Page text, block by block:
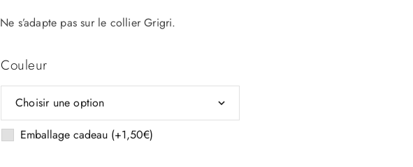
Ne s’adapte pas sur le collier Grigri.
Couleur
Emballage cadeau (+1,50€)